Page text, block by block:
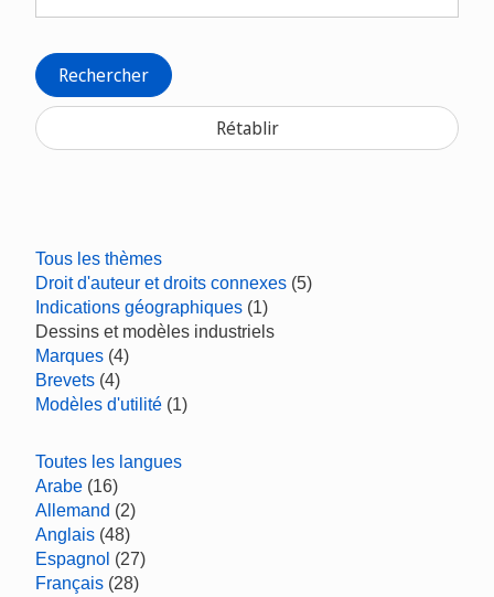
Rechercher
Rétablir
Tous les thèmes
Droit d'auteur et droits connexes (5)
Indications géographiques (1)
Dessins et modèles industriels
Marques (4)
Brevets (4)
Modèles d'utilité (1)
Toutes les langues
Arabe (16)
Allemand (2)
Anglais (48)
Espagnol (27)
Français (28)